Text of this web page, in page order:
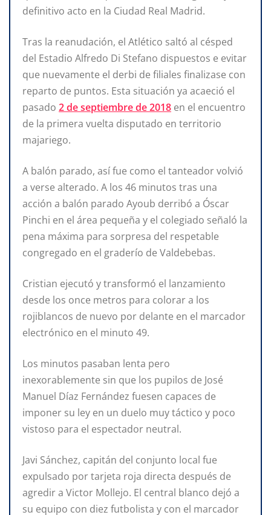
definitivo acto en la Ciudad Real Madrid.
Tras la reanudación, el Atlético saltó al césped
del Estadio Alfredo Di Stefano dispuestos e evitar
que nuevamente el derbi de filiales finalizase con
reparto de puntos. Esta situación ya acaeció el
pasado 2 de septiembre de 2018 en el encuentro
de la primera vuelta disputado en territorio
majariego.
A balón parado, así fue como el tanteador volvió
a verse alterado. A los 46 minutos tras una
acción a balón parado Ayoub derribó a Óscar
Pinchi en el área pequeña y el colegiado señaló la
pena máxima para sorpresa del respetable
congregado en el graderío de Valdebebas.
Cristian ejecutó y transformó el lanzamiento
desde los once metros para colorar a los
rojiblancos de nuevo por delante en el marcador
electrónico en el minuto 49.
Los minutos pasaban lenta pero
inexorablemente sin que los pupilos de José
Manuel Díaz Fernández fuesen capaces de
imponer su ley en un duelo muy táctico y poco
vistoso para el espectador neutral.
Javi Sánchez, capitán del conjunto local fue
expulsado por tarjeta roja directa después de
agredir a Victor Mollejo. El central blanco dejó a
su equipo con diez futbolista y con el marcador